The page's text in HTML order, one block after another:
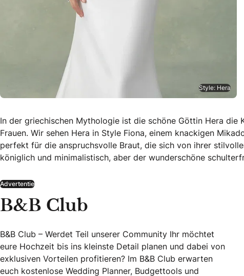
Style: Hera
In der griechischen Mythologie ist die schöne Göttin Hera
Frauen. Wir sehen Hera in Style Fiona, einem knackigen
perfekt für die anspruchsvolle Braut, die sich von ihrer
königlich und minimalistisch, aber der wunderschöne
Advertentie
B&B Club
B&B Club – Werdet Teil unserer Community Ihr möchtet
eure Hochzeit bis ins kleinste Detail planen und dabei von
exklusiven Vorteilen profitieren? Im B&B Club erwarten
euch kostenlose Wedding Planner, Budgettools und